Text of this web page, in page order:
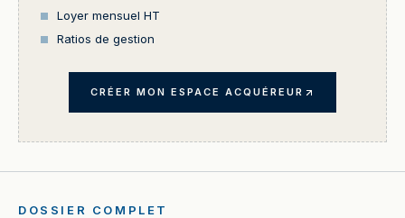
Loyer mensuel HT
Ratios de gestion
CRÉER MON ESPACE ACQUÉREUR
DOSSIER COMPLET